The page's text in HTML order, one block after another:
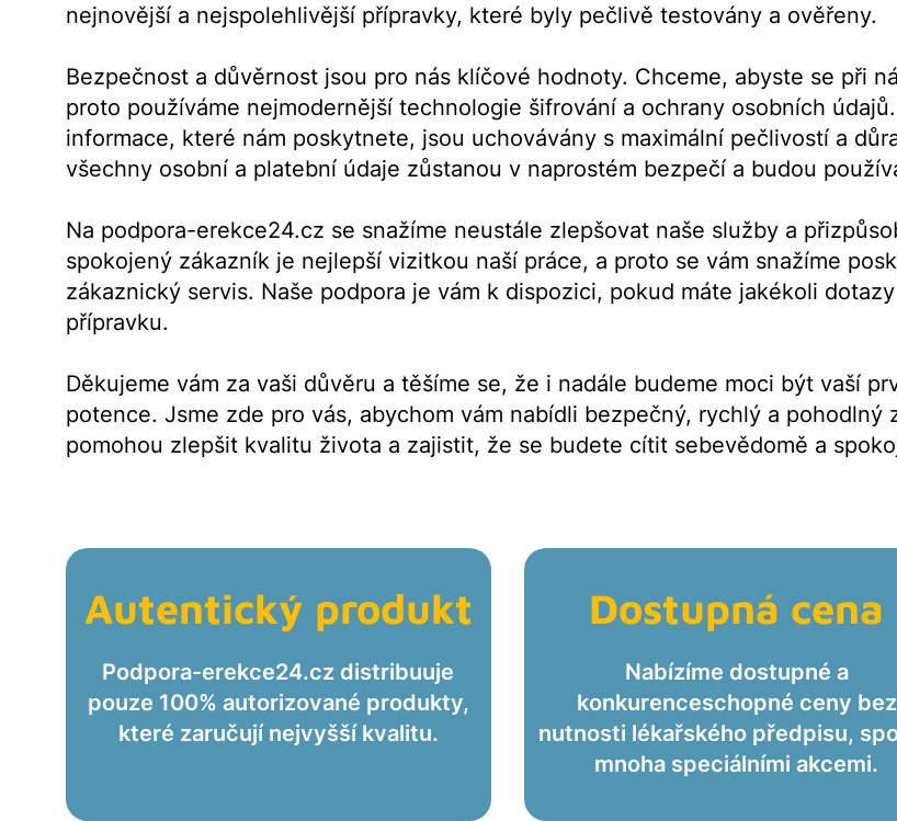
nejnovější a nejspolehlivější přípravky, které byly pečlivě testovány a ověřeny.
Bezpečnost a důvěrnost jsou pro nás klíčové hodnoty. Chceme, abyste se při
proto používáme nejmodernější technologie šifrování a ochrany osobních
informace, které nám poskytnete, jsou uchovávány s maximální pečlivostí a
všechny osobní a platební údaje zůstanou v naprostém bezpečí a budou
Na podpora-erekce24.cz se snažíme neustále zlepšovat naše služby a
spokojený zákazník je nejlepší vizitkou naší práce, a proto se vám snažíme
zákaznický servis. Naše podpora je vám k dispozici, pokud máte jakékoli
přípravku.
Děkujeme vám za vaši důvěru a těšíme se, že i nadále budeme moci být vaší
potence. Jsme zde pro vás, abychom vám nabídli bezpečný, rychlý a
pomohou zlepšit kvalitu života a zajistit, že se budete cítit sebevědomě a
Autentický produkt
Podpora-erekce24.cz distribuuje
pouze 100% autorizované produkty,
které zaručují nejvyšší kvalitu.
Dostupná cena
Nabízíme dostupné a
konkurenceschopné ceny bez
nutnosti lékařského předpisu,
mnoha speciálními akcemi.